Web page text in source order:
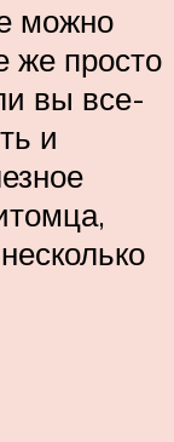
можно
же просто
вы все-
и